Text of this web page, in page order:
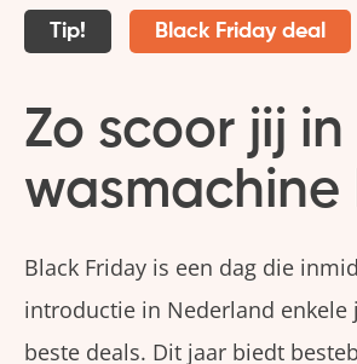
Tip! Black Friday deal
Zo scoor jij
wasmachine
Black Friday is een dag die
introductie in Nederland enkele
beste deals. Dit jaar biedt